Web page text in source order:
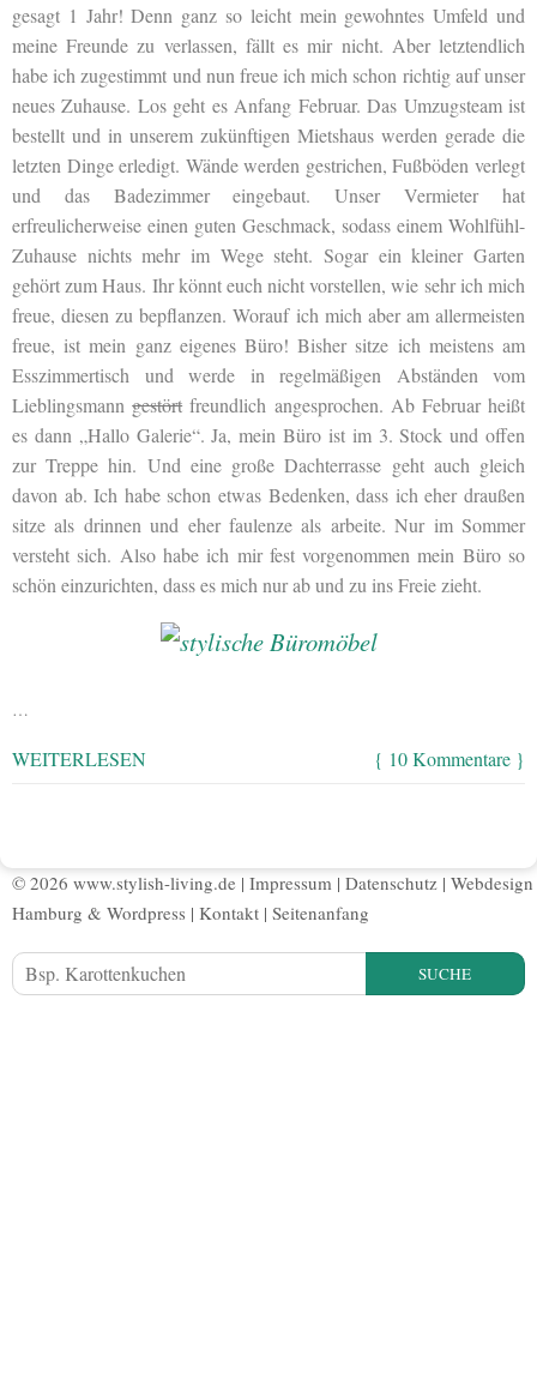
gesagt 1 Jahr! Denn ganz so leicht mein gewohntes Umfeld und
meine Freunde zu verlassen, fällt es mir nicht. Aber letztendlich
habe ich zugestimmt und nun freue ich mich schon richtig auf unser
neues Zuhause. Los geht es Anfang Februar. Das Umzugsteam ist
bestellt und in unserem zukünftigen Mietshaus werden gerade die
letzten Dinge erledigt. Wände werden gestrichen, Fußböden verlegt
und das Badezimmer eingebaut. Unser Vermieter hat
erfreulicherweise einen guten Geschmack, sodass einem Wohlfühl-
Zuhause nichts mehr im Wege steht. Sogar ein kleiner Garten
gehört zum Haus. Ihr könnt euch nicht vorstellen, wie sehr ich mich
freue, diesen zu bepflanzen. Worauf ich mich aber am allermeisten
freue, ist mein ganz eigenes Büro! Bisher sitze ich meistens am
Esszimmertisch und werde in regelmäßigen Abständen vom
Lieblingsmanngestört freundlich angesprochen. Ab Februar heißt
es dann „Hallo Galerie“. Ja, mein Büro ist im 3. Stock und offen
zur Treppe hin. Und eine große Dachterrasse geht auch gleich
davon ab. Ich habe schon etwas Bedenken, dass ich eher draußen
sitze als drinnen und eher faulenze als arbeite. Nur im Sommer
versteht sich. Also habe ich mir fest vorgenommen mein Büro so
schön einzurichten, dass es mich nur ab und zu ins Freie zieht.
…
WEITERLESEN { 10 Kommentare }
© 2026 www.stylish-living.de | Impressum | Datenschutz | Webdesign
Hamburg & Wordpress | Kontakt | Seitenanfang
SUCHE